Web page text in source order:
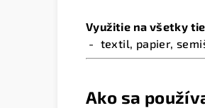
Využitie na všetky
- textil, papier,
Ako sa